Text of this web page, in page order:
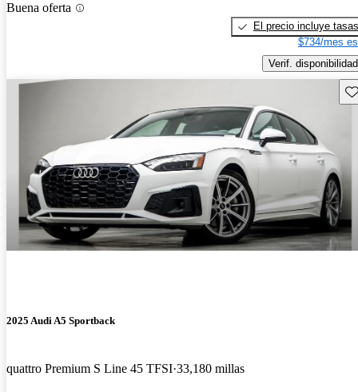
Buena oferta
El precio incluye tasas
$734/mes
Verif. disponibilidad
2025 Audi A5 Sportback
quattro Premium S Line 45 TFSI 33,180 millas